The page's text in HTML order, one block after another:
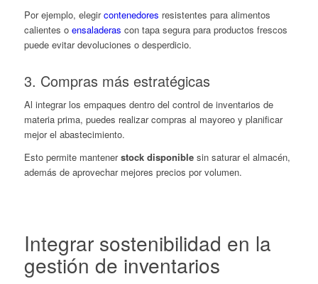
Por ejemplo, elegircontenedores resistentes para alimentos
calientes o ensaladeras con tapa segura para productos frescos
puede evitar devoluciones o desperdicio.
3. Compras más estratégicas
Al integrar los empaques dentro del control de inventarios de
materia prima, puedes realizar compras al mayoreo y planificar
mejor el abastecimiento.
Esto permite mantenerstock disponiblesin saturar el almacén,
además de aprovechar mejores precios por volumen.
Integrar sostenibilidad en la
gestión de inventarios